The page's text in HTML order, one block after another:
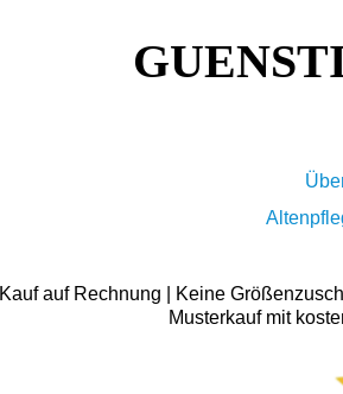
Kauf auf Rechnung | Keine
Musterkauf mit